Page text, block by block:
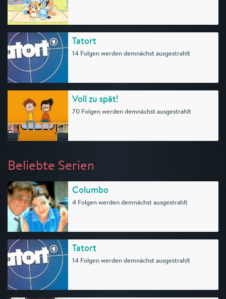
Tatort
14 Folgen werden demnächst ausgestrahlt
Voll zu spät!
70 Folgen werden demnächst ausgestrahlt
Beliebte Serien
Columbo
4 Folgen werden demnächst ausgestrahlt
Tatort
14 Folgen werden demnächst ausgestrahlt